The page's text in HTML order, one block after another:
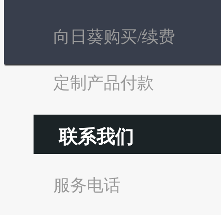
向日葵购买/续费
定制产品付款
联系我们
服务电话